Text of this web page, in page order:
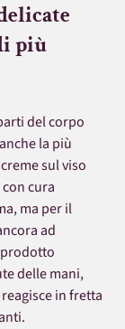
più
del corpo
la più
sul viso
cura
ma per il
ad
delle mani,
in fretta